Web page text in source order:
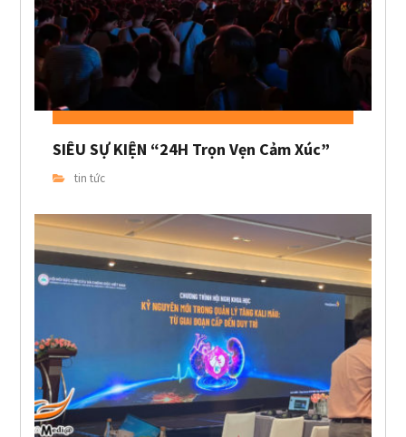
SIÊU SỰ KIỆN “24H Trọn Vẹn Cảm Xúc”
tin tức